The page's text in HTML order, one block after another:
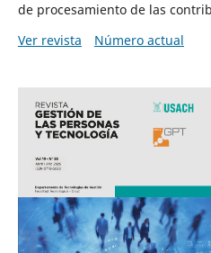
de procesamiento de las
Ver revista
Número actual